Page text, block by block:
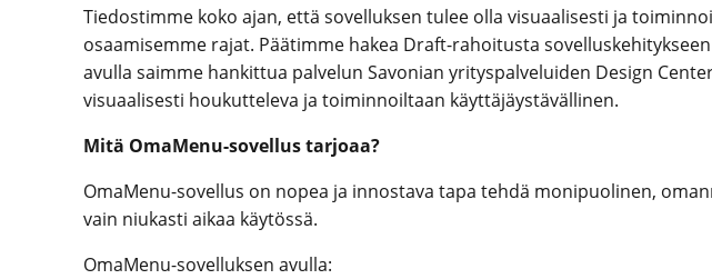
Tiedostimme koko ajan, että sovelluksen tulee olla visuaalisesti ja
osaamisemme rajat. Päätimme hakea Draft-rahoitusta
avulla saimme hankittua palvelun Savonian yrityspalveluiden Design
visuaalisesti houkutteleva ja toiminnoiltaan käyttäjäystävällinen.
Mitä OmaMenu-sovellus tarjoaa?
OmaMenu-sovellus on nopea ja innostava tapa tehdä monipuolinen,
vain niukasti aikaa käytössä.
OmaMenu-sovelluksen avulla: